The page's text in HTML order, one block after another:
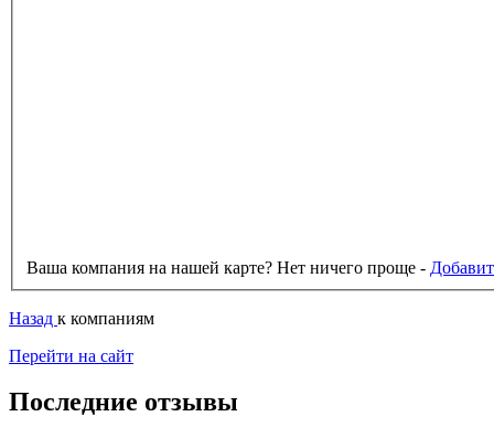
Ваша компания на нашей карте? Нет ничего проще -
Назад к компаниям
Перейти на сайт
Последние отзывы